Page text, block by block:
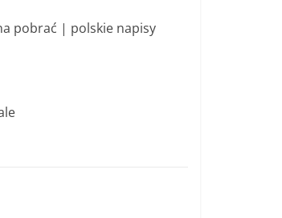
pobrać | polskie napisy